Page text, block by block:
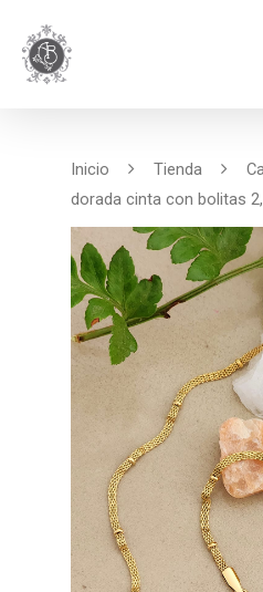
Inicio Tienda
dorada cinta con bolitas